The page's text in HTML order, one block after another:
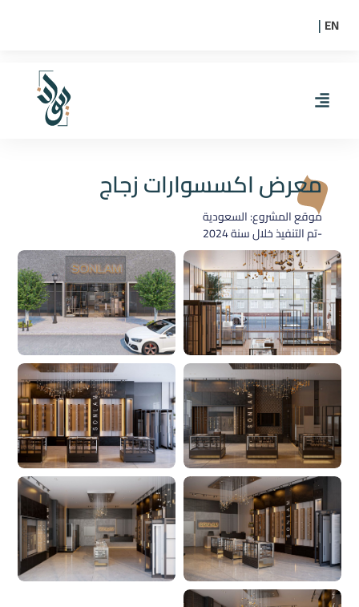
EN
|
معرض اكسسوارات زجاج
موقع المشروع: السعودية
-تم التنفيذ خلال سنة2024